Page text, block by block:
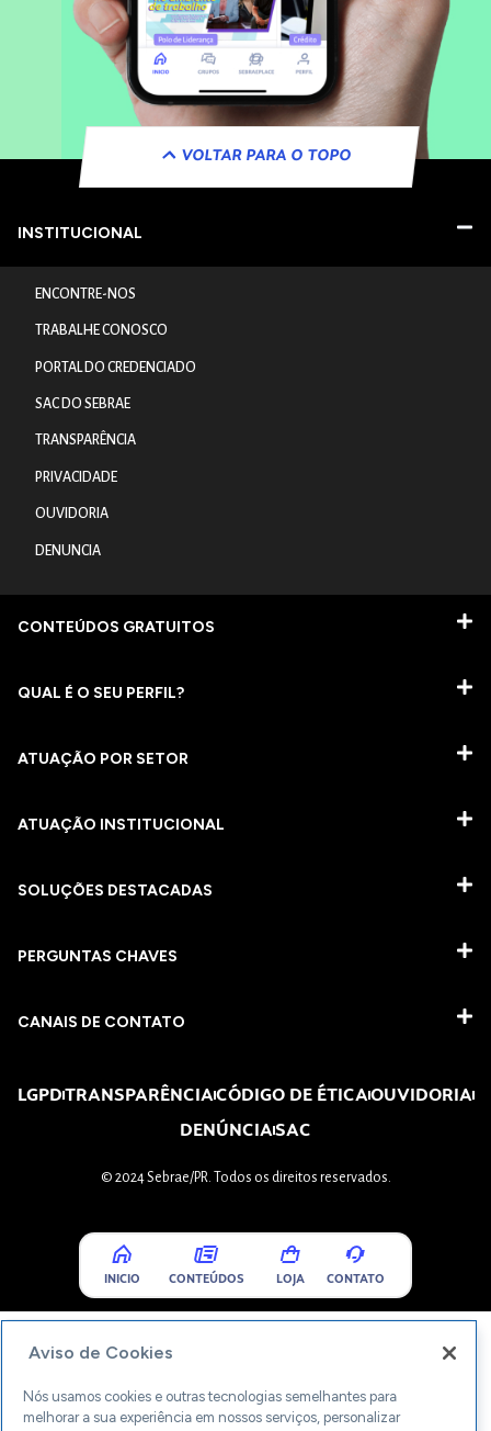
VOLTAR PARA O TOPO
INSTITUCIONAL
ENCONTRE-NOS
TRABALHE CONOSCO
PORTAL DO CREDENCIADO
SAC DO SEBRAE
TRANSPARÊNCIA
PRIVACIDADE
OUVIDORIA
DENUNCIA
CONTEÚDOS GRATUITOS
QUAL É O SEU PERFIL?
ATUAÇÃO POR SETOR
ATUAÇÃO INSTITUCIONAL
SOLUÇÕES DESTACADAS
PERGUNTAS CHAVES​
CANAIS DE CONTATO
LGPDTRANSPARÊNCIACÓDIGO DE ÉTICAOUVIDORIA
DENÚNCIASAC
© 2024 Sebrae/PR. Todos os direitos reservados.
INICIO CONTEÚDOS LOJA CONTATO
Aviso de Cookies
Nós usamos cookies e outras tecnologias semelhantes para
melhorar a sua experiência em nossos serviços, personalizar